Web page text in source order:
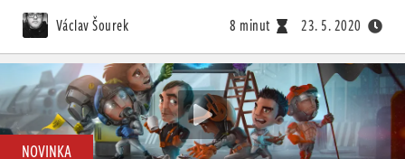
Václav Šourek 8 minut 23. 5. 2020
NOVINKA